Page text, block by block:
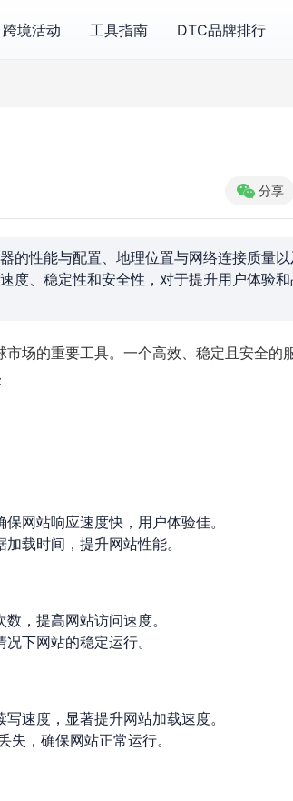
跨境活动 工具指南 DTC品牌排行
分享
的性能与配置、地理位置与网络连接质量
度、稳定性和安全性，对于提升用户体验
场的重要工具。一个高效、稳定且安全的
网站响应速度快，用户体验佳。
载时间，提升网站性能。
，提高网站访问速度。
下网站的稳定运行。
速度，显著提升网站加载速度。
，确保网站正常运行。